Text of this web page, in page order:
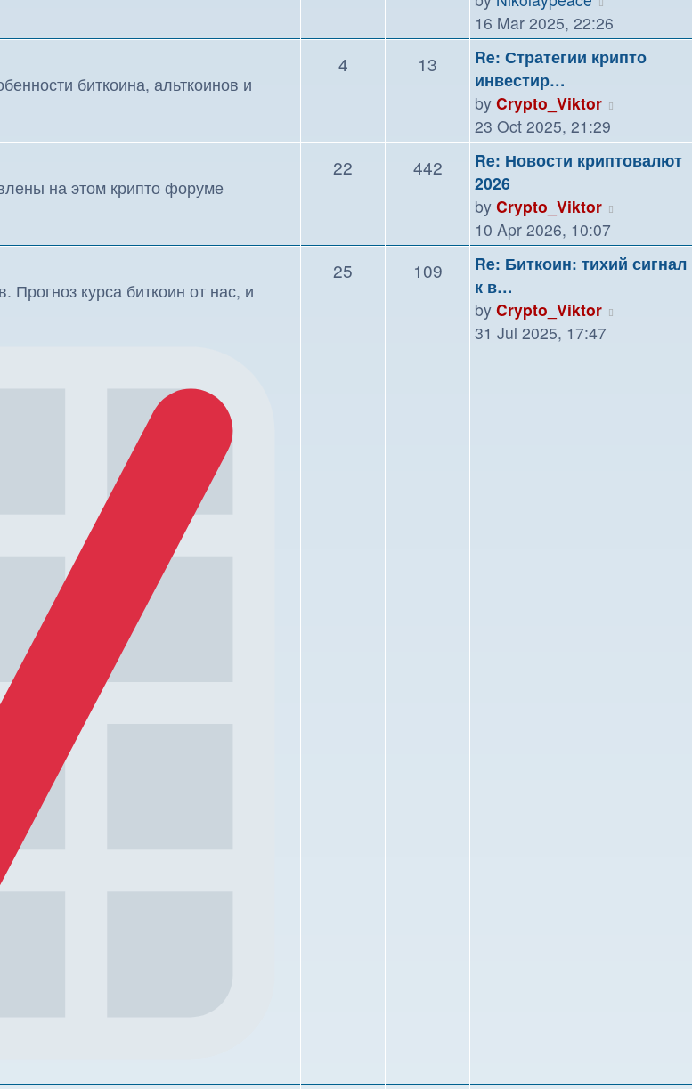
the
latest
post
16 Mar 2025, 22:26
биткоина, альткоинов и
4 13
Re: Стратегии крипто
инвестир…
by Crypto_Viktor
latest
post
23 Oct 2025, 21:29
на этом крипто форуме
22 442
Re: Новости криптовалют
2026
by Crypto_Viktor
latest
post
10 Apr 2026, 10:07
Прогноз курса биткоин от нас, и
25 109
Re: Биткоин: тихий сигнал
к в…
by Crypto_Viktor
31 Jul 2025, 17:47